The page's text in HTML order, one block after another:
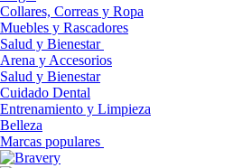
Collares, Correas y Ropa
Muebles y Rascadores
Salud y Bienestar
Arena y Accesorios
Salud y Bienestar
Cuidado Dental
Entrenamiento y Limpieza
Belleza
Marcas populares